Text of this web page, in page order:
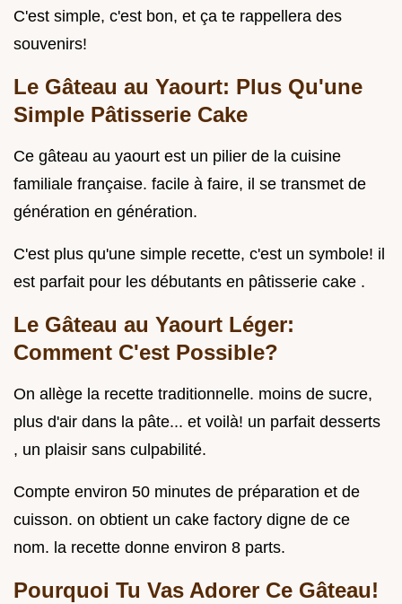
C'est simple, c'est bon, et ça te rappellera des
souvenirs!
Le Gâteau au Yaourt: Plus Qu'une
Simple Pâtisserie Cake
Ce gâteau au yaourt est un pilier de la cuisine
familiale française. facile à faire, il se transmet de
génération en génération.
C'est plus qu'une simple recette, c'est un symbole! il
est parfait pour les débutants en pâtisserie cake .
Le Gâteau au Yaourt Léger:
Comment C'est Possible?
On allège la recette traditionnelle. moins de sucre,
plus d'air dans la pâte... et voilà! un parfait desserts
, un plaisir sans culpabilité.
Compte environ 50 minutes de préparation et de
cuisson. on obtient un cake factory digne de ce
nom. la recette donne environ 8 parts.
Pourquoi Tu Vas Adorer Ce Gâteau!